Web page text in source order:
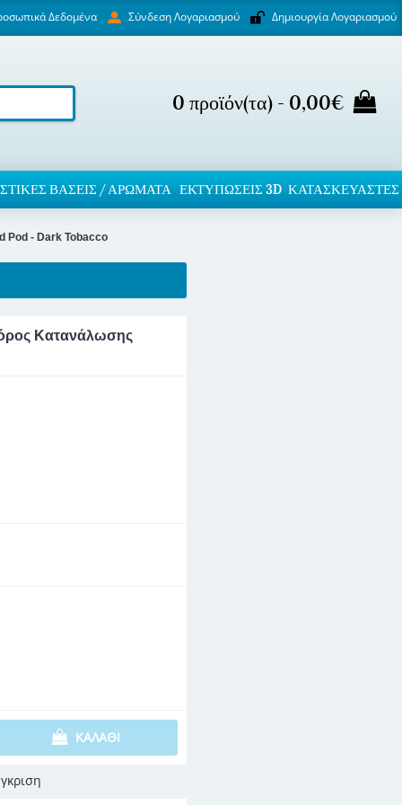
Δεδομένα Σύνδεση Λογαριασμού Δημιουργία Λογαριασμού
0 προϊόν(τα) - 0,00€
ΒΆΣΕΙΣ / ΑΡΏΜΑΤΑ ΕΚΤΥΠΏΣΕΙΣ 3D ΚΑΤΑΣΚΕΥΑΣΤΕΣ
Pod - Dark Tobacco
Φόρος Κατανάλωσης
ΚΑΛΆΘΙ